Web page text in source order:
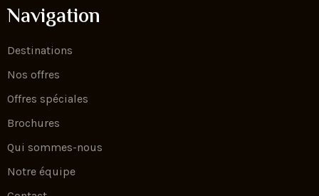
Navigation
Destinations
Nos offres
Offres spéciales
Brochures
Qui sommes-nous
Notre équipe